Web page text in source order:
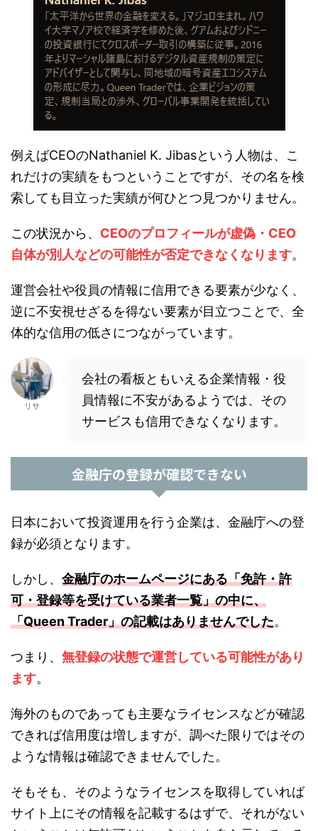
例えばCEOのNathaniel K. Jibasという人物は、こ
れだけの実績をもつということですが、その名を検
索しても目立った実績が何ひとつ見つかりません。
この状況から、 CEOのプロフィールが虚偽・CEO
自体が別人などの可能性が否定できなくなります。
運営会社や役員の情報に信用できる要素が少なく、
逆に不安視せざるを得ない要素が目立つことで、全
体的な信用の低さにつながっています。
リサ
会社の看板ともいえる企業情報・役
員情報に不安があるようでは、その
サービスも信用できなくなります。
金融庁の登録が確認できない
日本において投資運用を行う企業は、金融庁への登
録が必須となります。
しかし、 金融庁のホームページにある「免許・許
可・登録等を受けている業者一覧」の中に、
「Queen Trader」の記載はありませんでした。
つまり、 無登録の状態で運営している可能性があり
ます。
海外のものであっても主要なライセンスなどが確認
できれば信用度は増しますが、調べた限りではその
ような情報は確認できませんでした。
そもそも、そのようなライセンスを取得していれば
サイト上にその情報を記載するはずで、それがない